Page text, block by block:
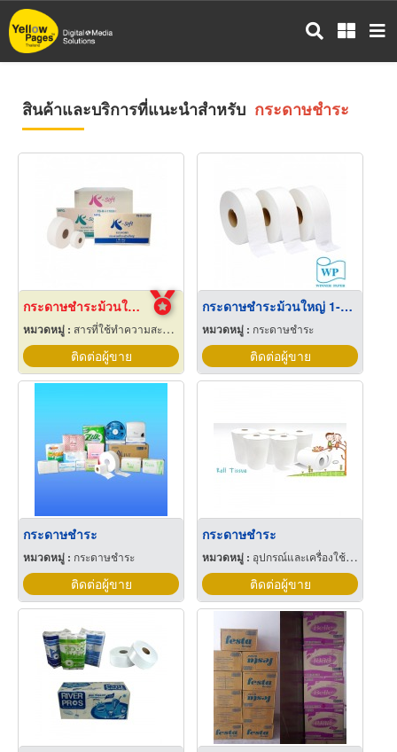
ข้าม
ไป
สินค้าและบริการที่แนะนำสำหรับ กระดาษชำระ
กระดาษชำระม้วนใหญ่ K-Soft ราคาส่ง
หมวดหมู่ : สารที่ใช้ทำความสะอาด
ติดต่อผู้ขาย
กระดาษชำระม้วนใหญ่ 1-2 ชั้น
หมวดหมู่ : กระดาษชำระ
ติดต่อผู้ขาย
กระดาษชำระ
หมวดหมู่ : กระดาษชำระ
ติดต่อผู้ขาย
กระดาษชำระ
หมวดหมู่ : อุปกรณ์และเครื่องใช้สำหรับโรงแรมและบังกะโล
ติดต่อผู้ขาย